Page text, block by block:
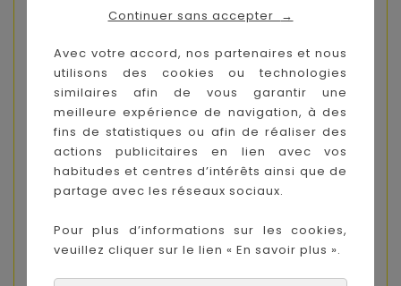
Continuer sans accepter →
Avec votre accord, nos partenaires et nous
utilisons des cookies ou technologies
similaires afin de vous garantir une
meilleure expérience de navigation, à des
fins de statistiques ou afin de réaliser des
actions publicitaires en lien avec vos
habitudes et centres d’intérêts ainsi que de
partage avec les réseaux sociaux.
Pour plus d’informations sur les cookies,
veuillez cliquer sur le lien « En savoir plus ».
LES + DU PRODUIT :
- Douce
- Discret
- Évite les tâches sur les sous-vêtements
- Agréable sur la peau
FICHE TECHNIQUE :
Matériaux :polypropylène 100 % non tissé